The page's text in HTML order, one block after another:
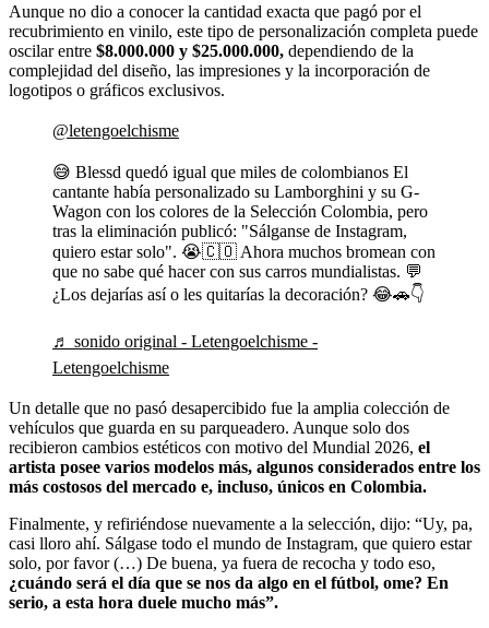
Aunque no dio a conocer la cantidad exacta que pagó por el
recubrimiento en vinilo, este tipo de personalización completa puede
oscilar entre $8.000.000 y $25.000.000, dependiendo de la
complejidad del diseño, las impresiones y la incorporación de
logotipos o gráficos exclusivos.
@letengoelchisme
😅 Blessd quedó igual que miles de colombianos El
cantante había personalizado su Lamborghini y su G-
Wagon con los colores de la Selección Colombia, pero
tras la eliminación publicó: "Sálganse de Instagram,
quiero estar solo". 😭🇨🇴 Ahora muchos bromean con
que no sabe qué hacer con sus carros mundialistas. 💬
¿Los dejarías así o les quitarías la decoración? 😂🚗👇
♬ sonido original - Letengoelchisme -
Letengoelchisme
Un detalle que no pasó desapercibido fue la amplia colección de
vehículos que guarda en su parqueadero. Aunque solo dos
recibieron cambios estéticos con motivo del Mundial 2026, el
artista posee varios modelos más, algunos considerados entre los
más costosos del mercado e, incluso, únicos en Colombia.
Finalmente, y refiriéndose nuevamente a la selección, dijo: “Uy, pa,
casi lloro ahí. Sálgase todo el mundo de Instagram, que quiero estar
solo, por favor (…) De buena, ya fuera de recocha y todo eso,
¿cuándo será el día que se nos da algo en el fútbol, ome? En
serio, a esta hora duele mucho más”.